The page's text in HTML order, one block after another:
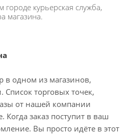
курьерская служба,
магазина.
в одном из магазинов,
торговых точек,
от нашей компании
Когда заказ поступит в ваш
Вы просто идёте в этот